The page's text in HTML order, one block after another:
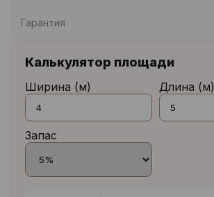
Гарантия
Калькулятор площади
Ширина (м) Длина (м)
Запас